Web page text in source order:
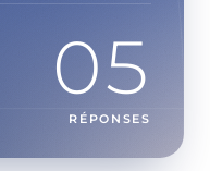
05
RÉPONSES